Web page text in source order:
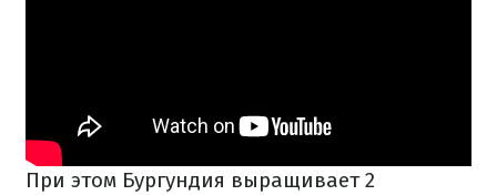
При этом Бургундия выращивает 2